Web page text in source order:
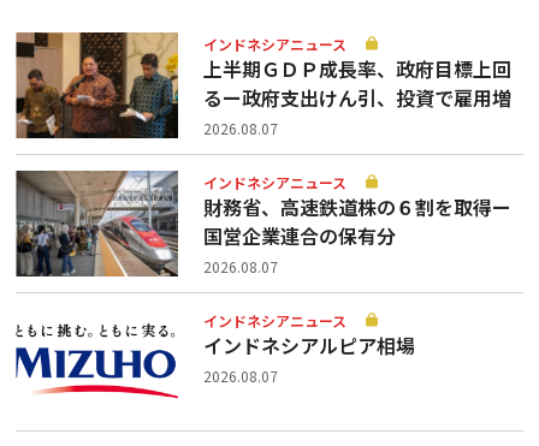
インドネシアニュース
上半期ＧＤＰ成長率、政府目標上回
るー政府支出けん引、投資で雇用増
2026.08.07
インドネシアニュース
財務省、高速鉄道株の６割を取得ー
国営企業連合の保有分
2026.08.07
インドネシアニュース
インドネシアルピア相場
2026.08.07